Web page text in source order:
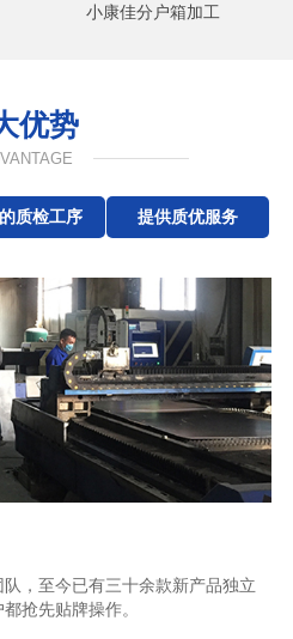
小康佳分户箱加工
优势
质检工序 提供质优服务
，至今已有三十余款新产品独立
抢先贴牌操作。